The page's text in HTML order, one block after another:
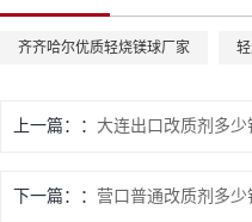
齐齐哈尔优质轻烧镁球厂家
上一篇： 大连出口改质剂多少
下一篇： 营口普通改质剂多少